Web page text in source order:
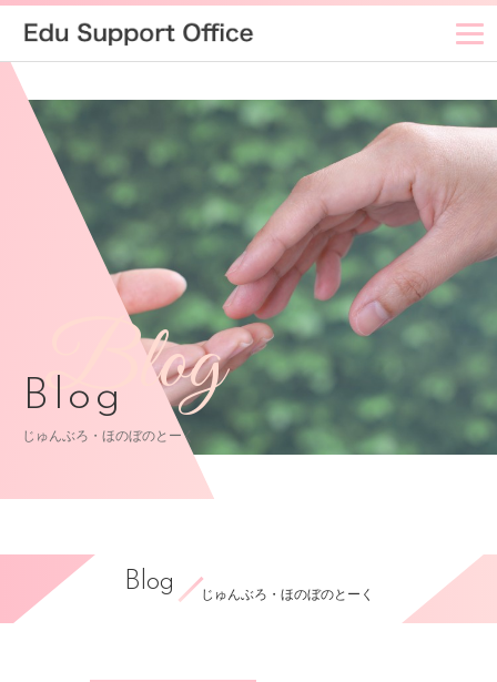
Blog
Blog
じゅんぶろ・ほのぼのとーく
Blog
じゅんぶろ・ほのぼのとーく